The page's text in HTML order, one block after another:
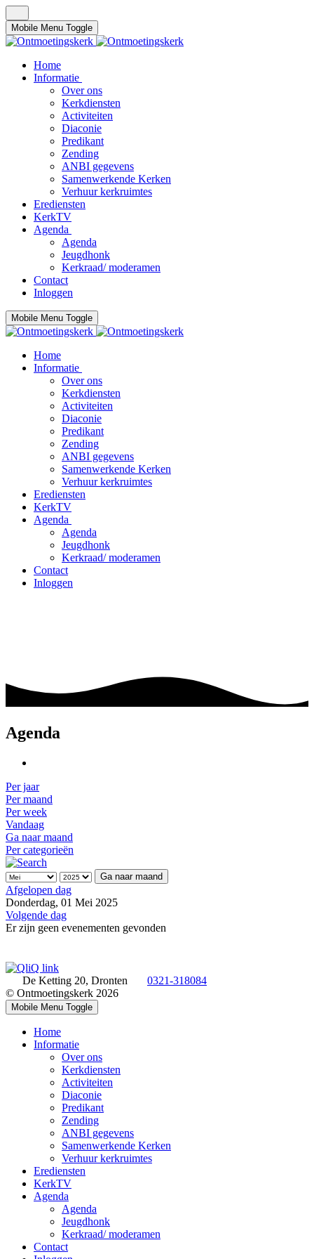
Mobile Menu Toggle
Home
Informatie
Over ons
Kerkdiensten
Activiteiten
Diaconie
Predikant
Zending
ANBI gegevens
Samenwerkende Kerken
Verhuur kerkruimtes
Erediensten
KerkTV
Agenda
Agenda
Jeugdhonk
Kerkraad/ moderamen
Contact
Inloggen
Mobile Menu Toggle
Home
Informatie
Over ons
Kerkdiensten
Activiteiten
Diaconie
Predikant
Zending
ANBI gegevens
Samenwerkende Kerken
Verhuur kerkruimtes
Erediensten
KerkTV
Agenda
Agenda
Jeugdhonk
Kerkraad/ moderamen
Contact
Inloggen
Agenda
Per jaar
Per maand
Per week
Vandaag
Ga naar maand
Per categorieën
Ga naar maand
Afgelopen dag
Donderdag, 01 Mei 2025
Volgende dag
Er zijn geen evenementen gevonden
De Ketting 20, Dronten
0321-318084
© Ontmoetingskerk 2026
Mobile Menu Toggle
Home
Informatie
Over ons
Kerkdiensten
Activiteiten
Diaconie
Predikant
Zending
ANBI gegevens
Samenwerkende Kerken
Verhuur kerkruimtes
Erediensten
KerkTV
Agenda
Agenda
Jeugdhonk
Kerkraad/ moderamen
Contact